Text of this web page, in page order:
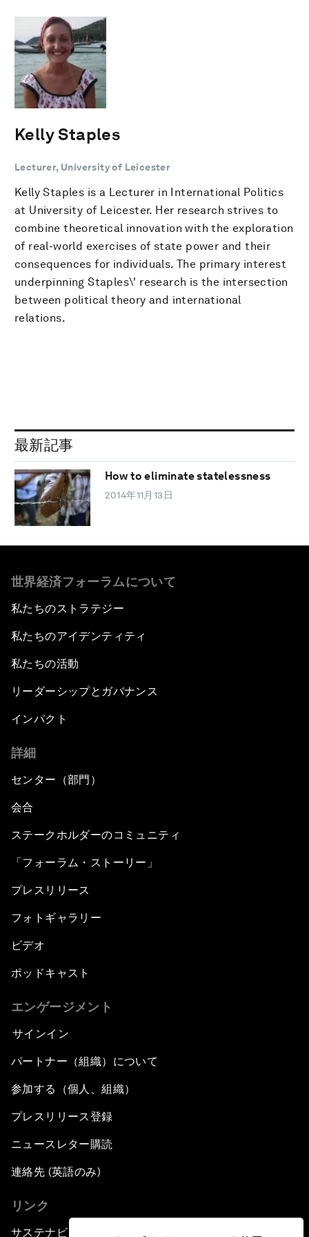
Kelly Staples
Lecturer, University of Leicester
Kelly Staples is a Lecturer in International Politics
at University of Leicester. Her research strives to
combine theoretical innovation with the exploration
of real-world exercises of state power and their
consequences for individuals. The primary interest
underpinning Staples\' research is the intersection
between political theory and international
relations.
最新記事
How to eliminate statelessness
2014年11月13日
世界経済フォーラムについて
私たちのストラテジー
私たちのアイデンティティ
私たちの活動
リーダーシップとガバナンス
インパクト
詳細
センター（部門）
会合
ステークホルダーのコミュニティ
「フォーラム・ストーリー」
プレスリリース
フォトギャラリー
ビデオ
ポッドキャスト
エンゲージメント
サインイン
パートナー（組織）について
参加する（個人、組織）
プレスリリース登録
ニュースレター購読
連絡先 (英語のみ)
リンク
サステナビリティへの取り組み